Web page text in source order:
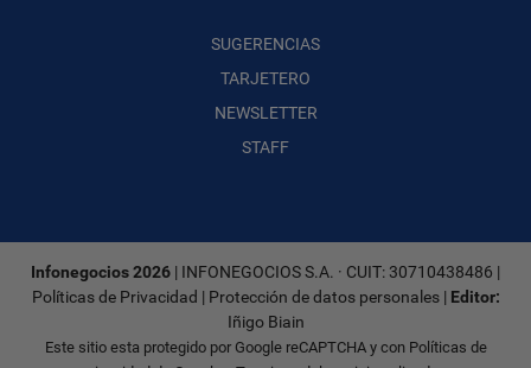
SUGERENCIAS
TARJETERO
NEWSLETTER
STAFF
Infonegocios 2026 | INFONEGOCIOS S.A. · CUIT: 30710438486 |
Políticas de Privacidad | Protección de datos personales| Editor:
Iñigo Biain
Este sitio esta protegido por Google reCAPTCHA y con Políticas de